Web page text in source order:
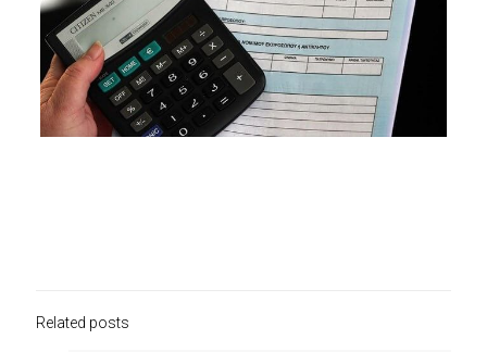
Related posts